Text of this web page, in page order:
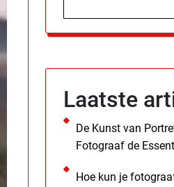
Laatste
De Kunst van
Fotograaf de
Hoe kun je